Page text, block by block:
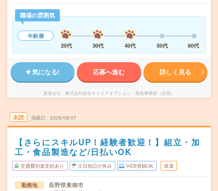
職場の雰囲気
年齢層
20代
30代 40代 50代 60代
気になる! 応募へ進む 詳しく見る
派遣会社 株式会社綜合キャリアオプション 製造事業部（全国）
未読 掲載日 2026/08/07
【さらにスキルUP！経験者歓迎！】組立・加
工・食品製造など/日払いOK
交通費別途支給あり 土日祝日が休み WEB登録OK 派遣
勤務地
長野県東御市